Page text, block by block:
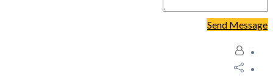
Send Message